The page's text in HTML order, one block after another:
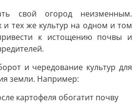
свой огород неизменным.
тех же культур на одном и том
к истощению почвы и
и чередование культур для
земли. Например:
картофеля обогатит почву